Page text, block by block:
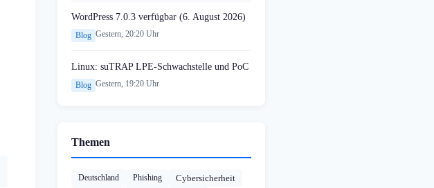
WordPress 7.0.3 verfügbar (6. August 2026)
Blog Gestern, 20:20 Uhr
Linux: suTRAP LPE-Schwachstelle und PoC
Blog Gestern, 19:20 Uhr
Themen
Deutschland Phishing
Cybersicherheit